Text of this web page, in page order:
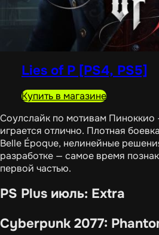
Lies of P [PS4, PS5]
Купить в магазине
Соулслайк по мотивам Пиноккио
играется отлично. Плотная
Belle Époque, нелинейные
разработке — самое время
первой частью.
PS Plus июль: Extra
Cyberpunk 2077: